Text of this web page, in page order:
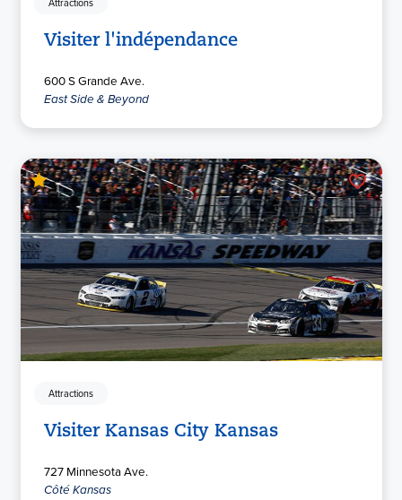
Visiter l'indépendance
600 S Grande Ave.
East Side & Beyond
Attractions
Visiter Kansas City Kansas
727 Minnesota Ave.
Côté Kansas